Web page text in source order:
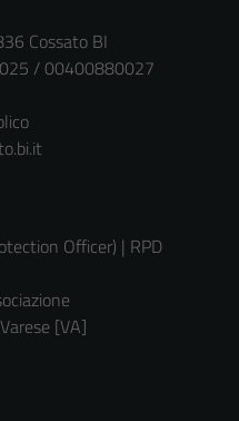
Cossato BI
/ 00400880027
Officer) | RPD
[VA]